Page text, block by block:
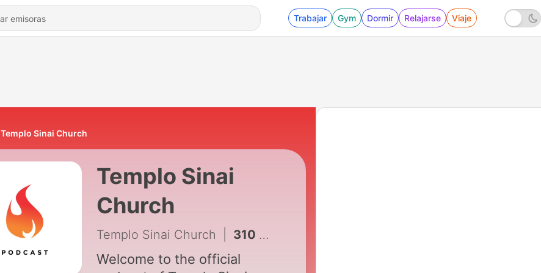
Trabajar Gym Dormir Relajarse Viaje
Templo Sinai Church
Templo Sinai
Church
Templo Sinai Church 310 - Colosenses 1:13–16 | Pastor Efren Valle
Welcome to the official